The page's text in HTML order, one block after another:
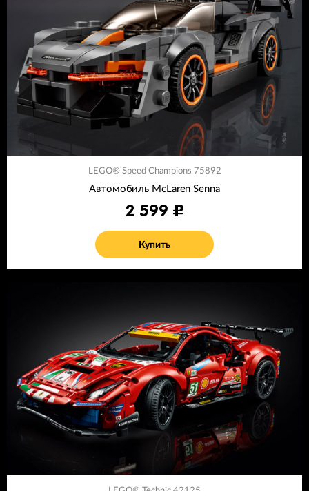
LEGO® Speed Champions 75892
Автомобиль McLaren Senna
2 599
Купить